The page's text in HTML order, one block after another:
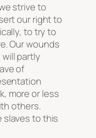
strive to
our right to
to try to
Our wounds
partly
of
more or less
others.
slaves to this